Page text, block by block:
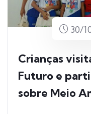
30/
Crianças
Futuro e
sobre Meio